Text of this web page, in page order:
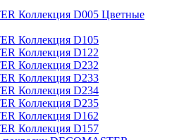
Коллекция D005 Цветные
Коллекция D105
Коллекция D122
Коллекция D232
Коллекция D233
Коллекция D234
Коллекция D235
Коллекция D162
Коллекция D157